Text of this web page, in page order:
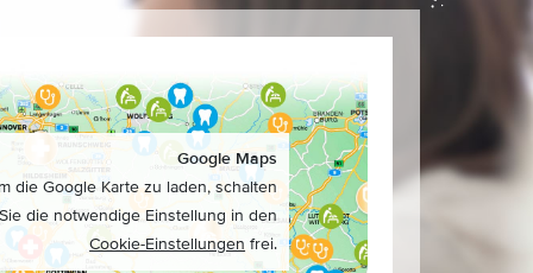
Google Maps
die Google Karte zu laden, schalten
Sie die notwendige Einstellung in den
Cookie-Einstellungen frei.